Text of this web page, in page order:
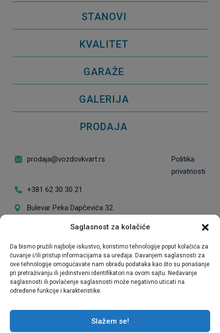
Saglasnost za kolačiće
Da bismo pružili najbolje iskustvo, koristimo tehnologije poput kolačića za
čuvanje i/ili pristup informacijama sa uređaja. Davanjem saglasnosti za
ove tehnologije omogućavate nam obradu podataka kao što su ponašanje
pri pretraživanju ili jedinstveni identifikatori na ovom sajtu. Nedavanje
saglasnosti ili povlačenje saglasnosti može negativno uticati na
određene funkcije i karakteristike.
Slažem se!
STANOVI
KVALITET
GARAŽE
GALERIJA
PRODAJA
prodaja@vozdovkvart.rs
Politika
privatnosti
+381 62 30 30 21
Bulevar Peka Dapčevića 32
Radno vreme: Ponedeljak - Petak od 9 do
unapred